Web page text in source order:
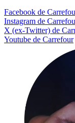
Facebook de
Instagram de
X (ex-Twitter) de
Youtube de Carrefour